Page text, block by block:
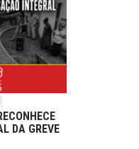
DA GREVE